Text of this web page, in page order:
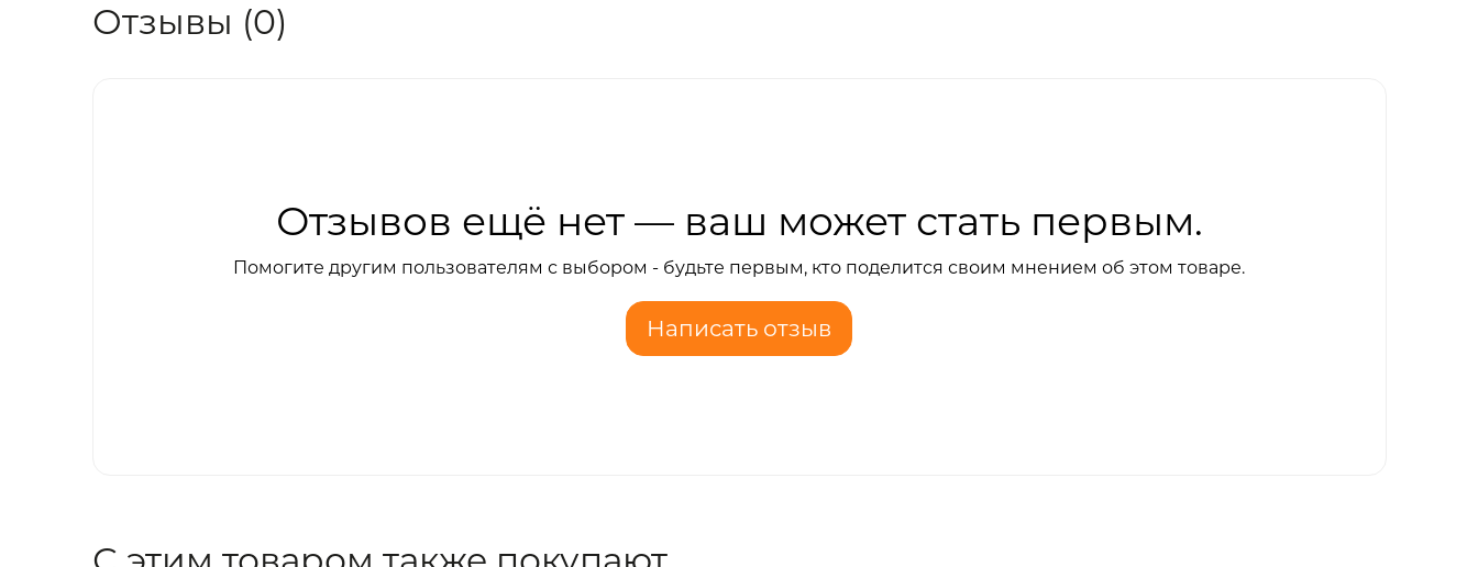
Отзывы (0)
Отзывов ещё нет — ваш может стать первым.
Помогите другим пользователям с выбором - будьте первым, кто поделится своим мнением об этом товаре.
Написать отзыв